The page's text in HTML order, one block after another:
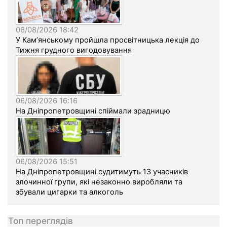
06/08/2026 18:42
У Кам’янському пройшла просвітницька лекція до
Тижня грудного вигодовування
06/08/2026 16:16
На Дніпропетровщині спіймали зрадницю
06/08/2026 15:51
На Дніпропетровщині судитимуть 13 учасників
злочинної групи, які незаконно виробляли та
збували цигарки та алкоголь
Топ переглядів